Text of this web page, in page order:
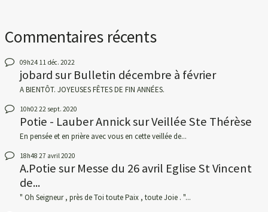
Commentaires récents
09h24 11 déc. 2022
jobardsurBulletin décembre à février
A BIENTÔT. JOYEUSES FÊTES DE FIN ANNÉES.
10h0222 sept. 2020
Potie - Lauber AnnicksurVeillée Ste Thérèse
En pensée et en prière avec vous en cette veillée de...
18h48 27 avril 2020
A.PotiesurMesse du 26 avril Eglise St Vincent
de...
" Oh Seigneur , près de Toi toute Paix , toute Joie . "...